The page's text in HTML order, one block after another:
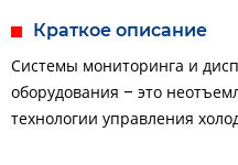
Краткое описание
Системы мониторинга и
оборудования – это
технологии управления